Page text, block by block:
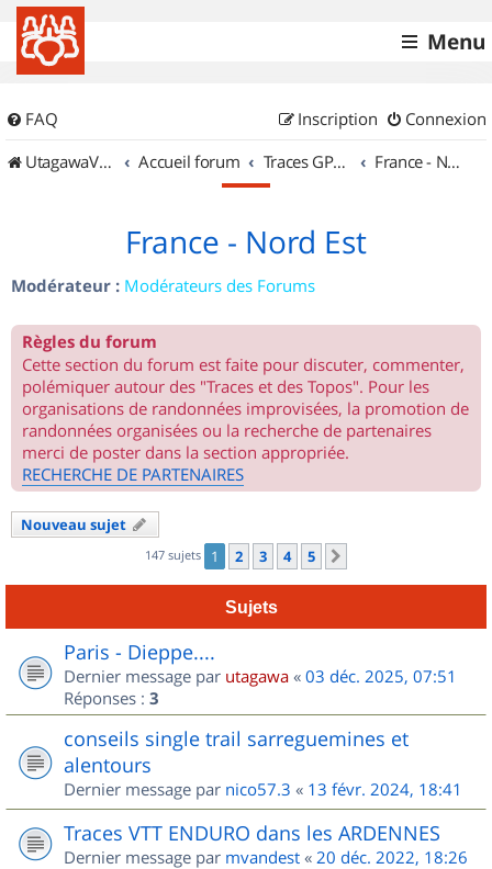
Menu
FAQ Connexion
Inscription
UtagawaVTT (Randos VTT et VTTAE avec traces GPS)
Accueil forum Traces GPS de randos VTT France - Nord Est
France - Nord Est
Modérateur : Modérateurs des Forums
Règles du forum
Cette section du forum est faite pour discuter, commenter,
polémiquer autour des "Traces et des Topos". Pour les
organisations de randonnées improvisées, la promotion de
randonnées organisées ou la recherche de partenaires
merci de poster dans la section appropriée.
RECHERCHE DE PARTENAIRES
Nouveau sujet
147 sujets 1 2 3 4 5
Sujets
Paris - Dieppe....
Dernier message par utagawa « 03 déc. 2025, 07:51
Réponses : 3
conseils single trail sarreguemines et
alentours
Dernier message par nico57.3 « 13 févr. 2024, 18:41
Traces VTT ENDURO dans les ARDENNES
Dernier message par mvandest « 20 déc. 2022, 18:26